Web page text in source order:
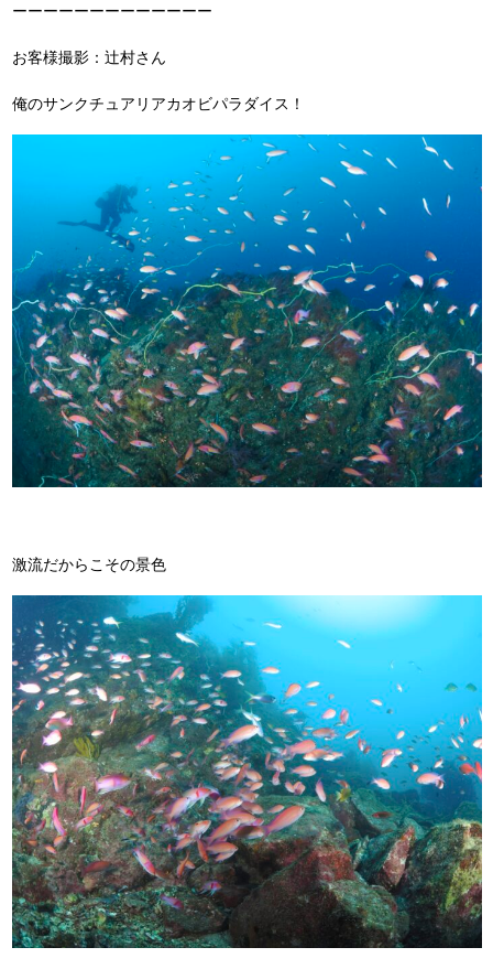
ーーーーーーーーーーーーー
お客様撮影：辻村さん
俺のサンクチュアリアカオビパラダイス！
激流だからこその景色